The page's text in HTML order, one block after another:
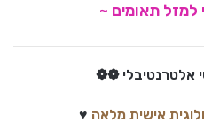
למזל תאומים ~
אלטרנטיבלי❁
❁
אישית מלאה ♥